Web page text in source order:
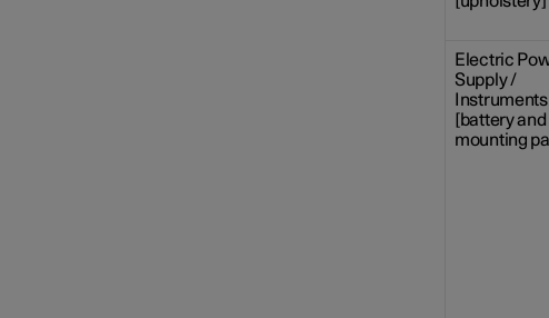
Electric
Supply /
Instruments
[battery and
mounting